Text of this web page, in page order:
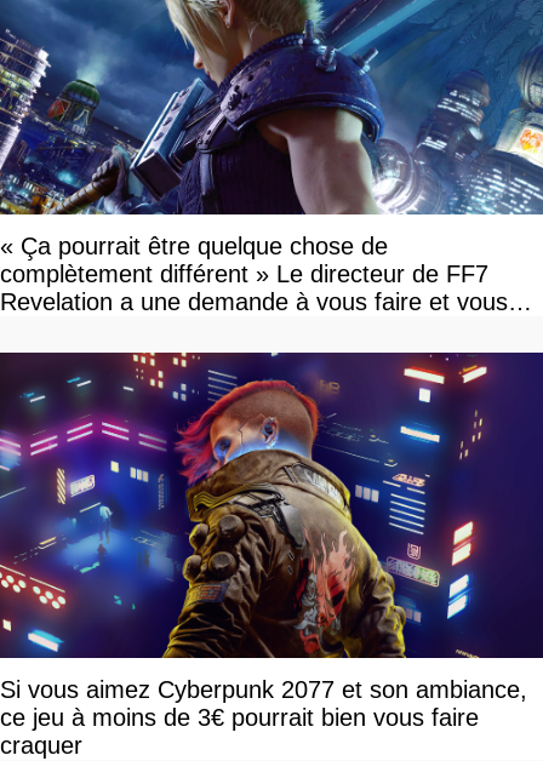
« Ça pourrait être quelque chose de
complètement différent » Le directeur de FF7
Revelation a une demande à vous faire et vous
Si vous aimez Cyberpunk 2077 et son ambiance,
ce jeu à moins de 3€ pourrait bien vous faire
craquer